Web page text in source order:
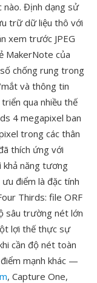
nào. Định dạng sử
trữ dữ liệu thô với
xem trước JPEG
MakerNote của
chống rung trong
và thông tin
qua nhiều thế
4 megapixel ban
trong các thân
thích ứng với
năng tương
điểm là đặc tính
Thirds: file ORF
sâu trường nét lớn
lợi thế thực sự
cần độ nét toàn
mạnh khác —
, Capture One,